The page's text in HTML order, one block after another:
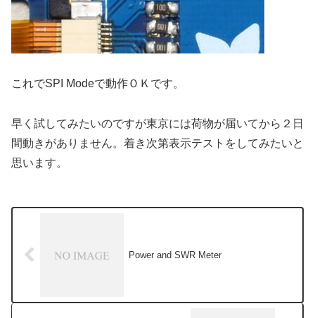
これでSPI Modeで動作ＯＫです。
早く試してみたいのですが東京には荷物が届いてから２日
間動きがありません。着き次第表示テストをしてみたいと
思います。
Power and SWR Meter